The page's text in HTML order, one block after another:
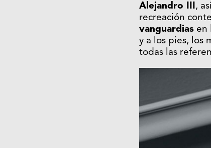
Alejandro III ,
recreación
vanguardias en
y a los pies, los
todas las